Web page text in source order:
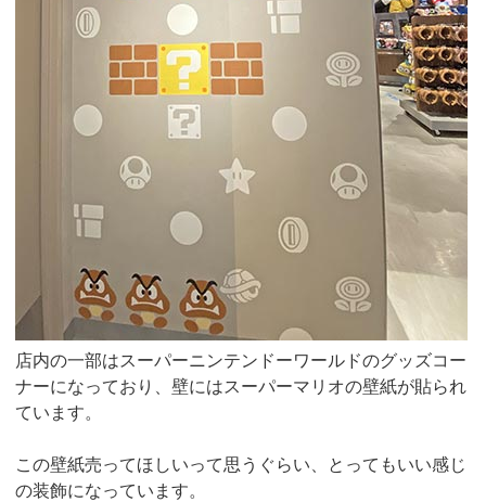
店内の一部はスーパーニンテンドーワールドのグッズコー
ナーになっており、壁にはスーパーマリオの壁紙が貼られ
ています。
この壁紙売ってほしいって思うぐらい、とってもいい感じ
の装飾になっています。